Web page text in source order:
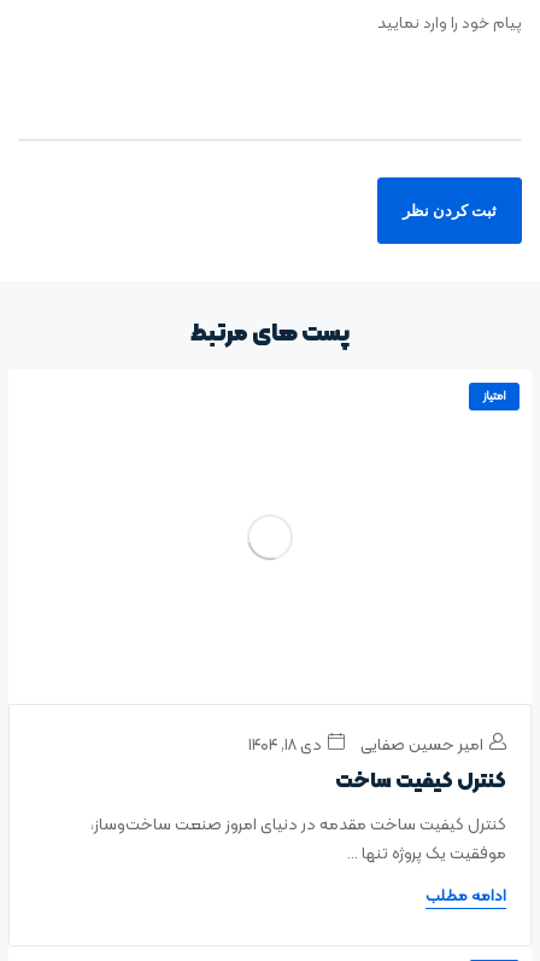
پیام خود را وارد نمایید
پست های مرتبط
امتیاز
امیر حسین صفایی دی ۱۸, ۱۴۰۴
کنترل کیفیت ساخت
کنترل کیفیت ساخت مقدمه در دنیای امروز صنعت ساخت‌وساز،
موفقیت یک پروژه تنها ...
ادامه مطلب